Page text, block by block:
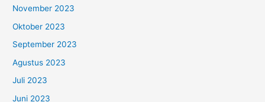
November 2023
Oktober 2023
September 2023
Agustus 2023
Juli 2023
Juni 2023